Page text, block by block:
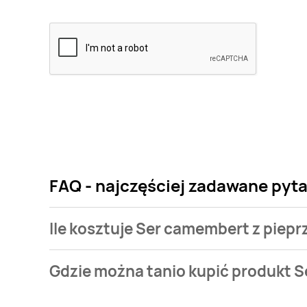
FAQ - najczęściej zadawane
Ile kosztuje Ser camembert z
camembert z pieprzem zielonym Carrefour kosztuje
Gdzie można tanio kupić produkt